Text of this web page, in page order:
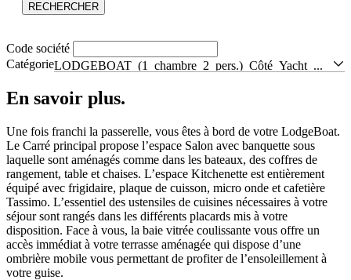
RECHERCHER
Code société
Catégorie
En savoir plus.
Une fois franchi la passerelle, vous êtes à bord de votre LodgeBoat.
Le Carré principal propose l’espace Salon avec banquette sous
laquelle sont aménagés comme dans les bateaux, des coffres de
rangement, table et chaises. L’espace Kitchenette est entièrement
équipé avec frigidaire, plaque de cuisson, micro onde et cafetière
Tassimo. L’essentiel des ustensiles de cuisines nécessaires à votre
séjour sont rangés dans les différents placards mis à votre
disposition. Face à vous, la baie vitrée coulissante vous offre un
accès immédiat à votre terrasse aménagée qui dispose d’une
ombrière mobile vous permettant de profiter de l’ensoleillement à
votre guise.